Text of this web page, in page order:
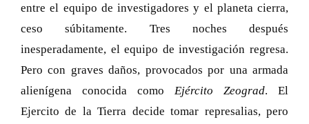
entre el equipo de investigadores y el planeta cierra,
ceso súbitamente. Tres noches después
inesperadamente, el equipo de investigación regresa.
Pero con graves daños, provocados por una armada
alienígena conocida como Ejército Zeograd. El
Ejercito de la Tierra decide tomar represalias, pero